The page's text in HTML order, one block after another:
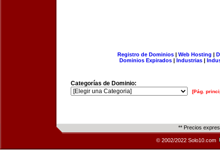
Registro de Dominios| Web Hosting |
Dominios Expirados | Industrias |
Categorías de Dominio:
[Pág.
** Precios
© 2002/2022 Solo10.com